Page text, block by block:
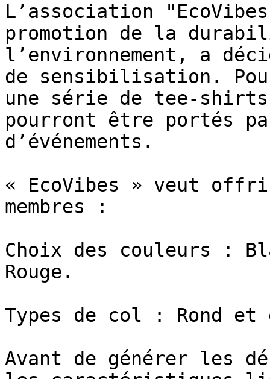
L’association
promotion de la
l’environnement, a
de sensibilisation.
une série de tee-
pourront être portés
d’événements.
« EcoVibes » veut
membres :
Choix des couleurs :
Rouge.
Types de col : Rond et
Avant de générer les